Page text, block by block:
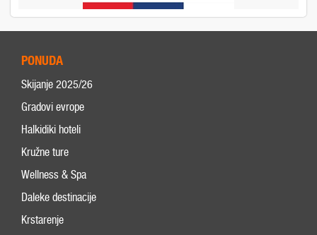
PONUDA
Skijanje 2025/26
Gradovi evrope
Halkidiki hoteli
Kružne ture
Wellness & Spa
Daleke destinacije
Krstarenje